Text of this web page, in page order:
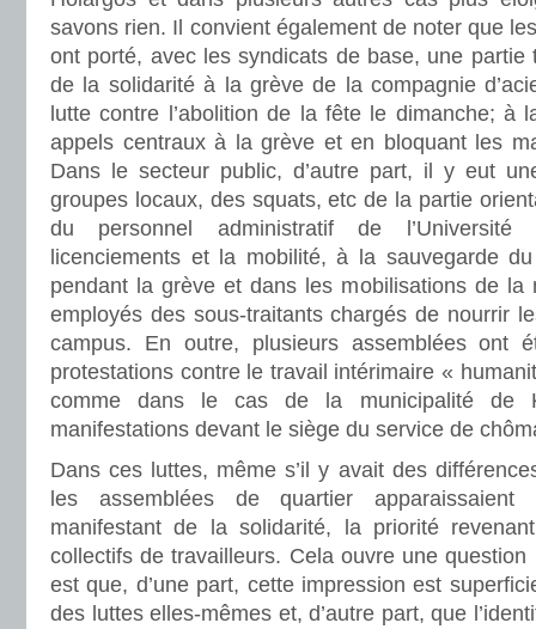
savons rien. Il convient également de noter que
ont porté, avec les syndicats de base, une partie
de la solidarité à la grève de la compagnie
lutte contre l’abolition de la fête le dimanche; à
appels centraux à la grève et en bloquant les
Dans le secteur public, d’autre part, il y eut
groupes locaux, des squats, etc de la partie
du personnel administratif de l’Université
licenciements et la mobilité, à la sauvegarde
pendant la grève et dans les mobilisations de la
employés des sous-traitants chargés de nourrir
campus. En outre, plusieurs assemblées ont
protestations contre le travail intérimaire «
comme dans le cas de la municipalité de
manifestations devant le siège du service de
Dans ces luttes, même s’il y avait des
les assemblées de quartier apparaissaient
manifestant de la solidarité, la priorité
collectifs de travailleurs. Cela ouvre une
est que, d’une part, cette impression est
des luttes elles-mêmes et, d’autre part, que